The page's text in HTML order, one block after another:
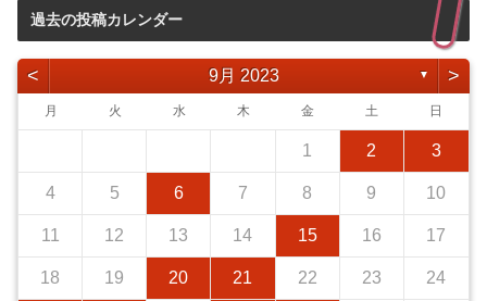
過去の投稿カレンダー
< 9月 2023 ▼ >
月 火 水 木 金 土 日
1 2 3
4 5 6 7 8 9 10
11 12 13 14 15 16 17
18 19 20 21 22 23 24